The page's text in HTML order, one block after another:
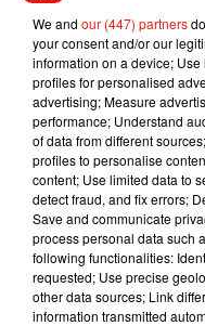
@foodeaseparis pour
#grilledcheesesandwich
#sandwiches
Une publication partagée
Musique
We and our (447) partners
your consent and/or our
information on a device;
profiles for personalised
advertising; Measure
performance; Understand
of data from different
profiles to personalise
content; Use limited data to
detect fraud, and fix errors;
Save and communicate
process personal data such
following functionalities:
requested; Use precise
other data sources; Link
information transmitted